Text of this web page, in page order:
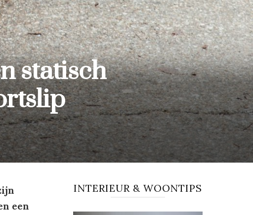
statisch
een
INTERIEUR & WOONTIPS